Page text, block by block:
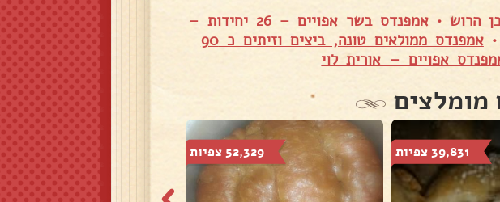
הרוש•
אמפנדס בשר אפויים – 26 יחידות –
•
אמפנדס ממולאים טונה, ביצים וזיתים כ 90
אפויים – אורית לוי
מומלצים
39,831 צפיות 52,329 צפיות